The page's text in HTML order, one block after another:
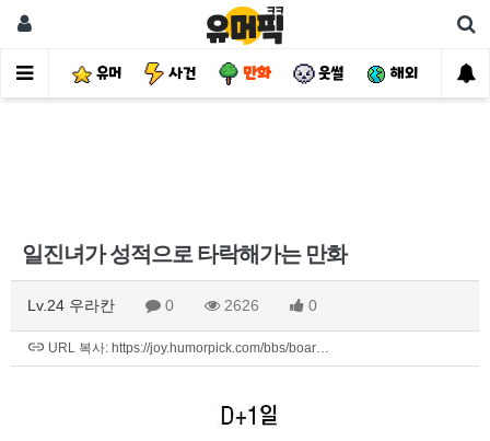
유머 사건 만화 웃썰 해외 핫
일진녀가 성적으로 타락해가는 만화
Lv.24 우라칸 0 2626 0
URL 복사: https://joy.humorpick.com/bbs/boar…